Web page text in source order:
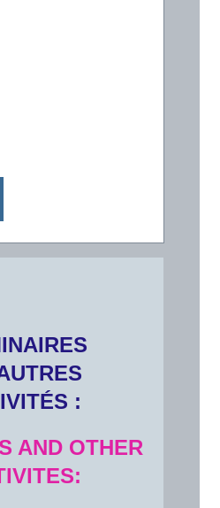
:
AND OTHER